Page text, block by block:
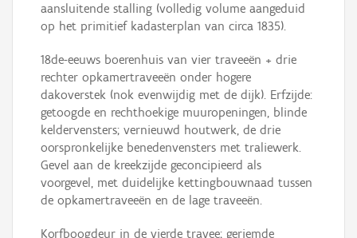
aansluitende stalling (volledig volume aangeduid
op het primitief kadasterplan van circa 1835).
18de-eeuws boerenhuis van vier traveeën + drie
rechter opkamertraveeën onder hogere
dakoverstek (nok evenwijdig met de dijk). Erfzijde:
getoogde en rechthoekige muuropeningen, blinde
keldervensters; vernieuwd houtwerk, de drie
oorspronkelijke benedenvensters met traliewerk.
Gevel aan de kreekzijde geconcipieerd als
voorgevel, met duidelijke kettingbouwnaad tussen
de opkamertraveeën en de lage traveeën.
Korfboogdeur in de vierde travee; geriemde